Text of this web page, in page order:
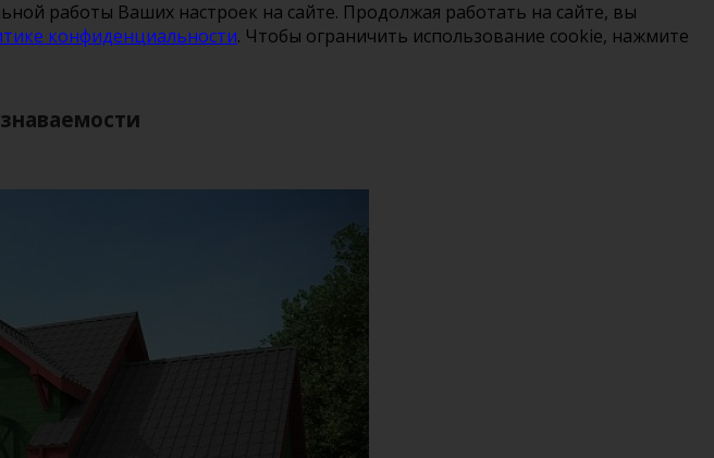
работы Ваших настроек на сайте. Продолжая работать на сайте, вы
конфиденциальности. Чтобы ограничить использование cookie, нажмите